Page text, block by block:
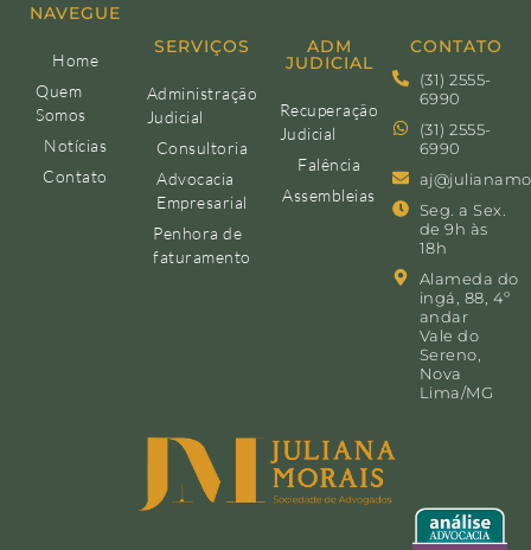
NAVEGUE
Home
Quem
Somos
Notícias
Contato
SERVIÇOS
Administração
Judicial
Consultoria
Advocacia
Empresarial
Penhora de
faturamento
ADM
JUDICIAL
Recuperação
Judicial
Falência
Assembleias
CONTATO
(31) 2555-
6990
(31) 2555-
6990
Seg. a Sex.
de 9h às
18h
Alameda do
ingá, 88, 4º
andar
Vale do
Sereno,
Nova
Lima/MG